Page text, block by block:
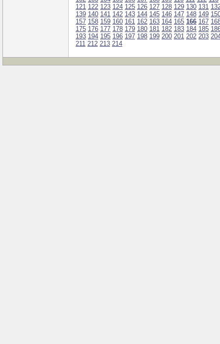
121 122 123 124 125 126 127 128 129 130 131
139 140 141 142 143 144 145 146 147 148 149
157 158 159 160 161 162 163 164 165 166 167
175 176 177 178 179 180 181 182 183 184 185
193 194 195 196 197 198 199 200 201 202 203
211 212 213 214